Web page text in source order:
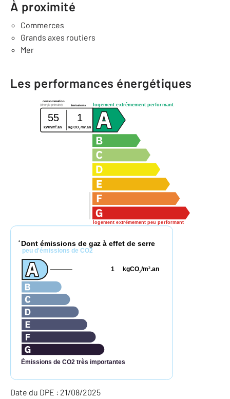
À proximité
Commerces
Grands axes routiers
Mer
Les performances énergétiques
logement extrêmement performant
logement extrêmement peu performant
consommation
émissions
(énergie primaire)
55 1
kWh/m2.an kg CO2 /m2.an
* Dont émissions de gaz à effet de serre
peu d'émissions de CO2
Émissions de CO2 très importantes
kgCO2/m2.an
1
Date du DPE : 21/08/2025